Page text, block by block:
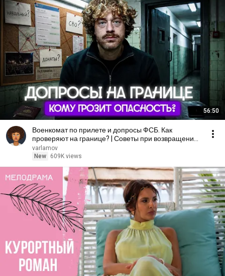
56:50
Военкомат по прилете и допросы ФСБ. Как
проверяют на границе? | Советы при возвращении
в Россию
varlamov
New
609K views